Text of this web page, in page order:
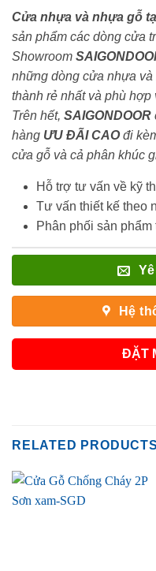
Cửa nhựa và nhựa gỗ
sản phẩm các dòng cửa
Showroom
những dòng cửa nhựa
thành rẻ nhất và phù
Trên hết, SAIGONDOOR
hàng ƯU ĐÃI CAOđi
cửa gỗ và cả phân khúc
Hỗ trợ tư vấn về kỹ
Tư vấn thiết kế theo
Phân phối sản phẩm
Hệ
ĐẶT
RELATED PRODUCTS